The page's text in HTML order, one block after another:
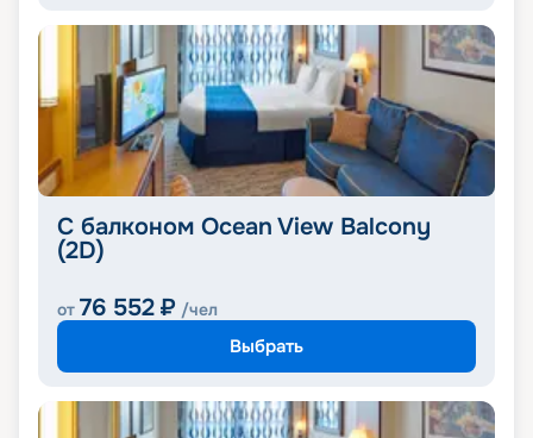
С балконом Ocean View Balcony
(2D)
от 76 552 ₽ /чел
Выбрать